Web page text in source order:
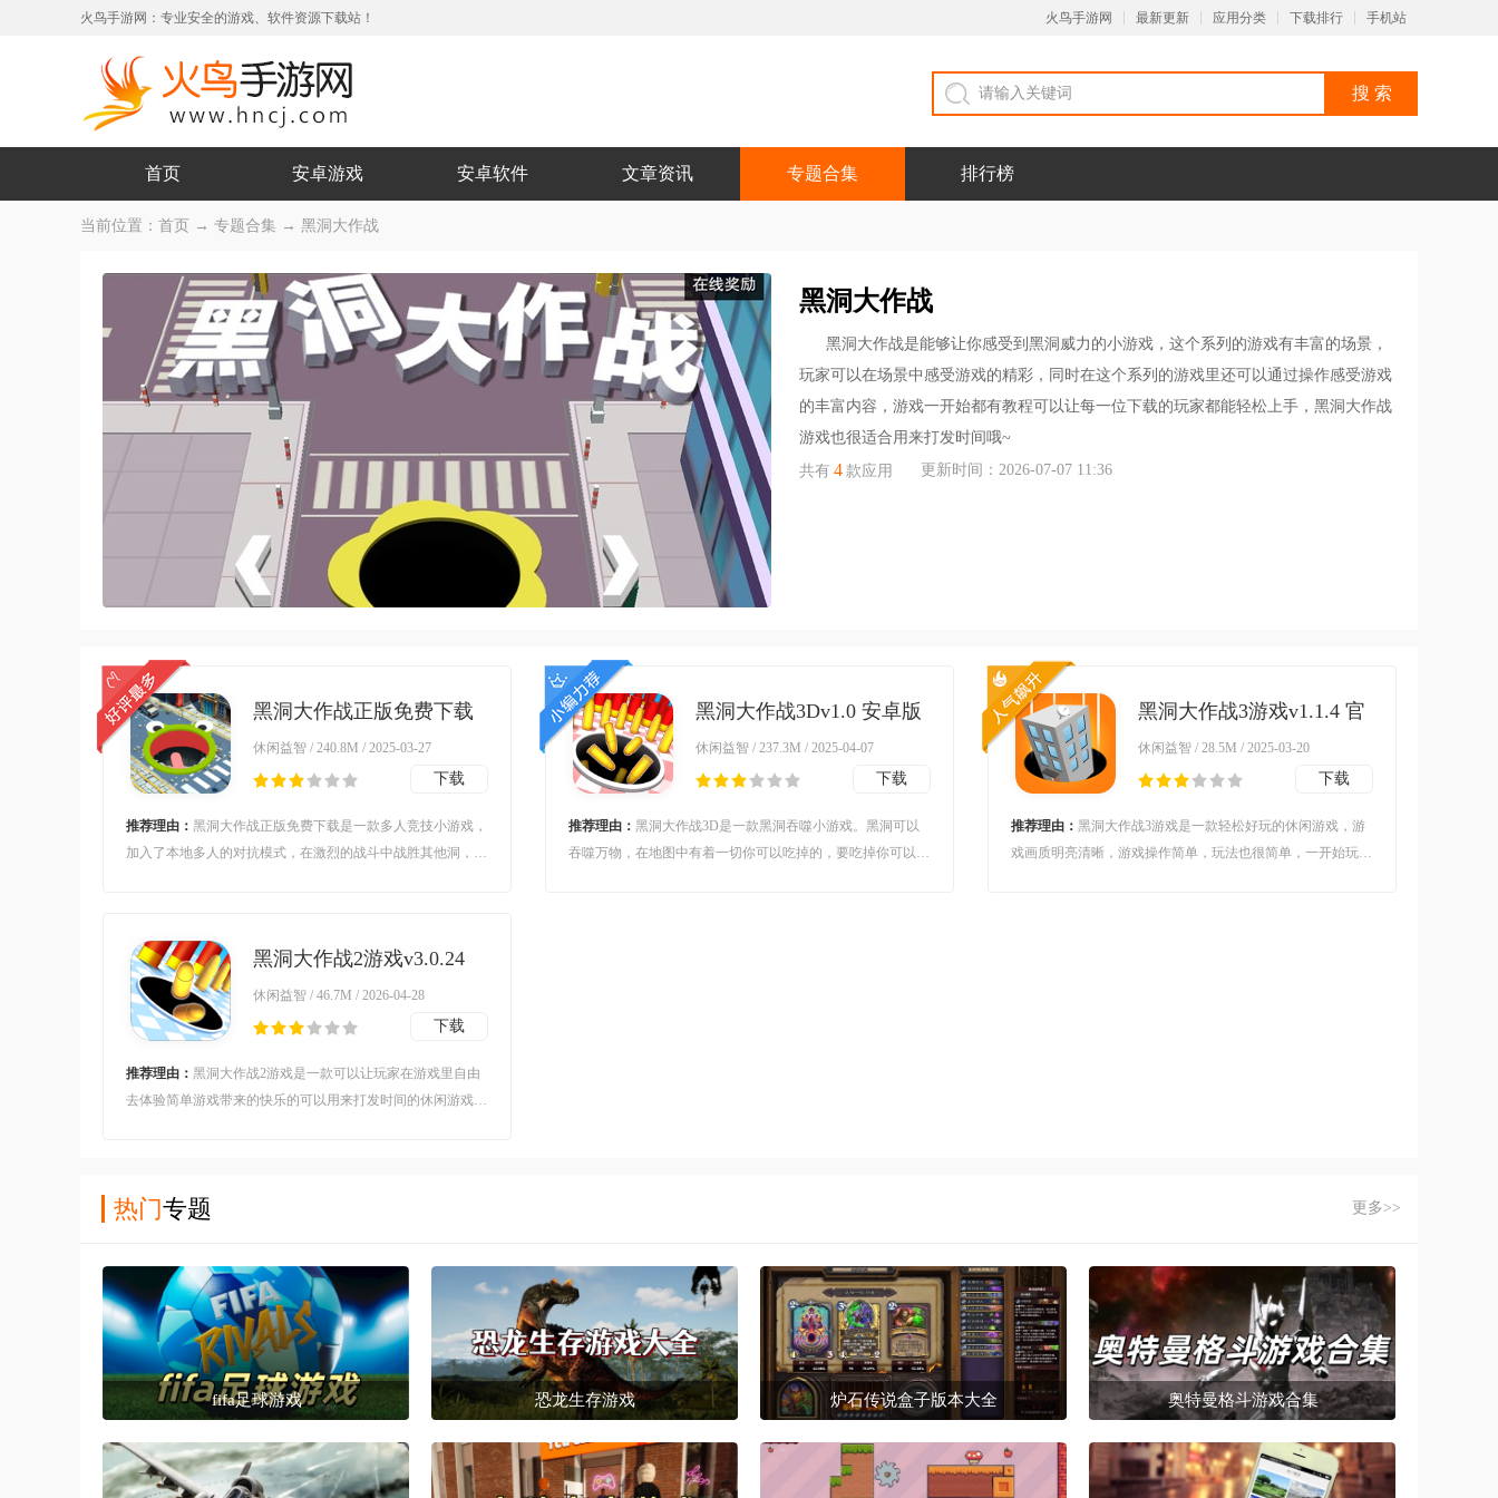
火鸟手游网：专业安全的游戏、软件资源下载站！ 火鸟手游网 最新更新 应用分类 下载排行 手机站
首页 安卓游戏 安卓软件 文章资讯 专题合集 排行榜
当前位置： 首页 → 专题合集 → 黑洞大作战
黑洞大作战
黑洞大作战是能够让你感受到黑洞威力的小游戏，这个系列的游戏有丰富的场景，
玩家可以在场景中感受游戏的精彩，同时在这个系列的游戏里还可以通过操作感受游戏
的丰富内容，游戏一开始都有教程可以让每一位下载的玩家都能轻松上手，黑洞大作战
游戏也很适合用来打发时间哦~
共有 4 款应用 更新时间：2026-07-07 11:36
黑洞大作战正版免费下载
休闲益智 / 240.8M / 2025-03-27
下载
推荐理由： 黑洞大作战正版免费下载是一款多人竞技小游戏，
加入了本地多人的对抗模式，在激烈的战斗中战胜其他洞，让
黑洞大作战3Dv1.0 安卓版
休闲益智 / 237.3M / 2025-04-07
下载
推荐理由： 黑洞大作战3D是一款黑洞吞噬小游戏。黑洞可以
吞噬万物，在地图中有着一切你可以吃掉的，要吃掉你可以吃
黑洞大作战3游戏v1.1.4 官
休闲益智 / 28.5M / 2025-03-20
下载
推荐理由： 黑洞大作战3游戏是一款轻松好玩的休闲游戏，游
戏画质明亮清晰，游戏操作简单，玩法也很简单，一开始玩家
黑洞大作战2游戏v3.0.24
休闲益智 / 46.7M / 2026-04-28
下载
推荐理由： 黑洞大作战2游戏是一款可以让玩家在游戏里自由
去体验简单游戏带来的快乐的可以用来打发时间的休闲游戏，
热门专题 更多>>
fifa足球游戏 恐龙生存游戏 炉石传说盒子版本大全 奥特曼格斗游戏合集